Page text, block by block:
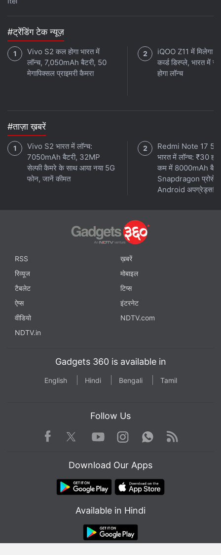
#ट्रेंडिंग टेक न्यूज़
Vivo S2 कल होगा भारत में
लॉन्च, 7,050mAh बैटरी, 50
मेगापिक्सल प्राइमरी कैमरा
iQOO Z11 में मिलेगा
कर्व्ड डिस्प्ले, भारत में
होगा लॉन्च
#ताज़ा ख़बरें
Vivo S2 भारत में लॉन्च:
7050mAh बैटरी, 32MP
सेल्फी कैमरे के साथ आया नया 5G
फोन, जानें कीमत
Redmi Note 17 5G
भारत में लॉन्च: ₹30
कम में 8000mAh
Snapdragon
Android अपग्रेड्स!
RSS
ख़बरें
रिव्यूज
मोबाइल
टैबलेट
टिप्स
ऐप्स
इंटरनेट
वीडियो
NDTV.com
NDTV.in
Gadgets 360 is available in
English Hindi Bengali Tamil
Follow Us
Facebook TwitterYoutube
Instagram WhatsApp
Rss
Download Our Apps
Available in Hindi